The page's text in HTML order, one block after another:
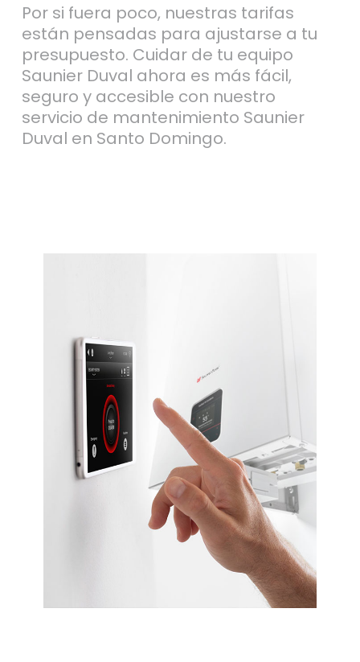
Por si fuera poco, nuestras tarifas
están pensadas para ajustarse a tu
presupuesto. Cuidar de tu equipo
Saunier Duval ahora es más fácil,
seguro y accesible con nuestro
servicio de mantenimiento Saunier
Duval en Santo Domingo.